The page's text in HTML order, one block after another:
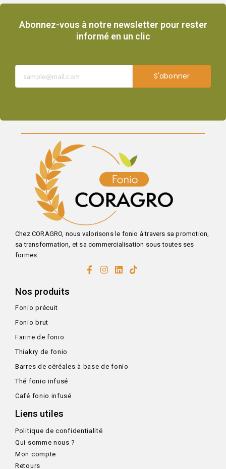
Abonnez-vous à notre newsletter pour rester
informé en un clic
S'abonner
Chez CORAGRO, nous valorisons le fonio à travers sa promotion,
sa transformation, et sa commercialisation sous toutes ses
formes.
Nos produits
Fonio précuit
Fonio brut
Farine de fonio
Thiakry de fonio
Barres de céréales à base de fonio
Thé fonio infusé
Café fonio infusé
Liens utiles
Politique de confidentialité
Qui somme nous ?
Mon compte
Retours